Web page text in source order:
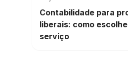
Contabilidade para
liberais: como
serviço